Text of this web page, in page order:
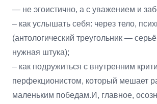
— не эгоистично, а с уважением и
– как услышать себя: через тело,
(антологический треугольник —
нужная штука);
– как подружиться с внутренним
перфекционистом, который мешает
маленьким победам.И, главное,